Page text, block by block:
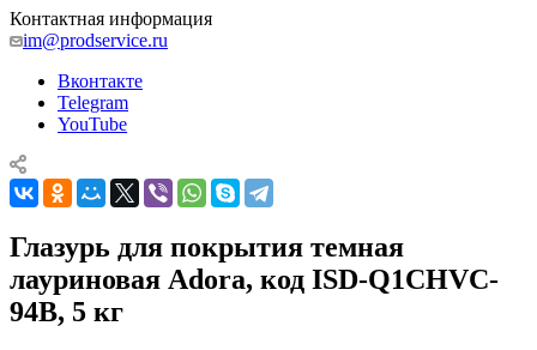
Контактная информация
im@prodservice.ru
Вконтакте
Telegram
YouTube
Глазурь для покрытия темная
лауриновая Adora, код ISD-Q1CHVC-
94B, 5 кг